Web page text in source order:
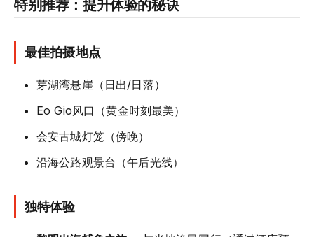
特别推荐：提升体验的秘诀
最佳拍摄地点
芽湖湾悬崖（日出/日落）
Eo Gio风口（黄金时刻最美）
会安古城灯笼（傍晚）
沿海公路观景台（午后光线）
独特体验